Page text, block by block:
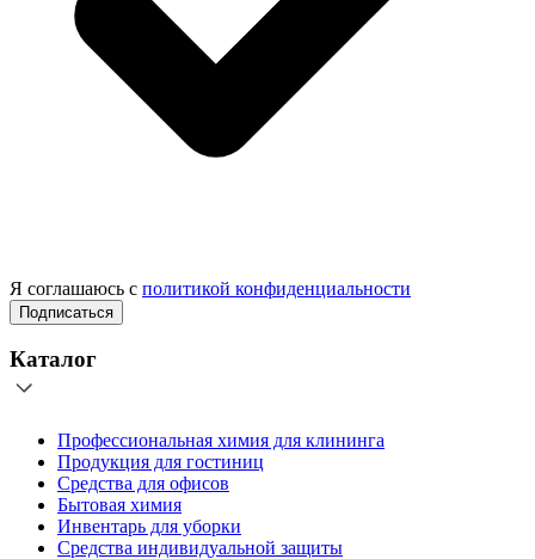
Я соглашаюсь с политикой конфиденциальности
Подписаться
Каталог
Профессиональная химия для клининга
Продукция для гостиниц
Средства для офисов
Бытовая химия
Инвентарь для уборки
Средства индивидуальной защиты